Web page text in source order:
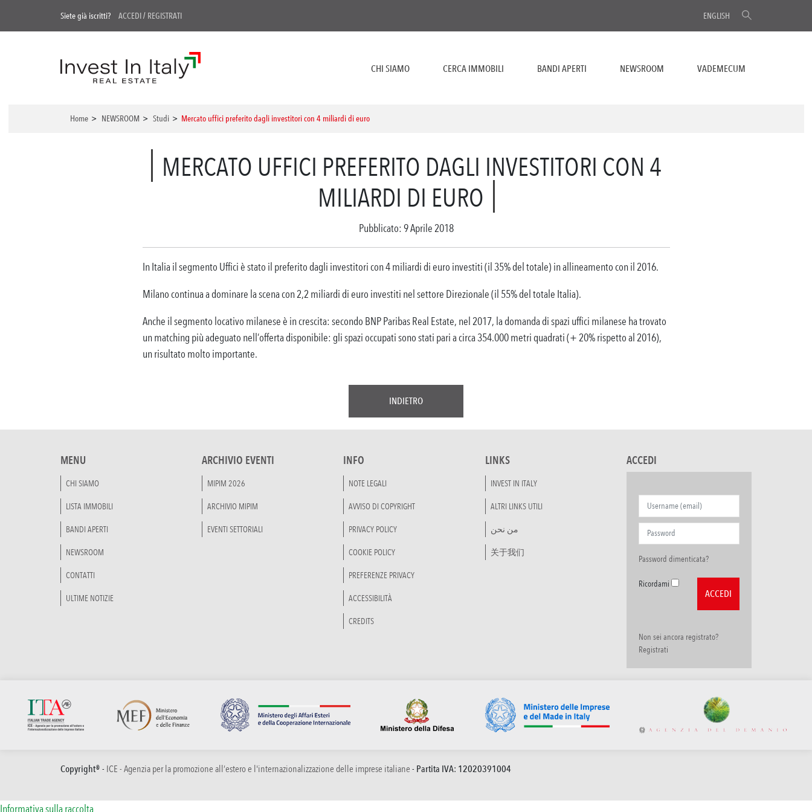
Siete già iscritti? ACCEDI/ REGISTRATI ENGLISH
CHI SIAMO CERCA IMMOBILI BANDI APERTI NEWSROOM VADEMECUM
Home > NEWSROOM > Studi > Mercato uffici preferito dagli investitori con 4 miliardi di euro
MERCATO UFFICI PREFERITO DAGLI INVESTITORI CON 4
MILIARDI DI EURO
Pubblicato: 9 Aprile 2018
In Italia il segmento Uffici è stato il preferito dagli investitori con 4 miliardi di euro investiti (il 35% del totale) in allineamento con il 2016.
Milano continua a dominare la scena con 2,2 miliardi di euro investiti nel settore Direzionale (il 55% del totale Italia).
Anche il segmento locativo milanese è in crescita: secondo BNP Paribas Real Estate, nel 2017, la domanda di spazi uffici milanese ha trovato
un matching più adeguato nell’offerta disponibile: gli spazi occupati sono stati pari a circa 354.000 metri quadrati (+ 20% rispetto al 2016),
un risultato molto importante.
INDIETRO
MENU
CHI SIAMO
LISTA IMMOBILI
BANDI APERTI
NEWSROOM
CONTATTI
ULTIME NOTIZIE
ARCHIVIO EVENTI
MIPIM 2026
ARCHIVIO MIPIM
EVENTI SETTORIALI
INFO
NOTE LEGALI
AVVISO DI COPYRIGHT
PRIVACY POLICY
COOKIE POLICY
PREFERENZE PRIVACY
ACCESSIBILITÀ
CREDITS
LINKS
INVEST IN ITALY
ALTRI LINKS UTILI
من نحن
关于我们
ACCEDI
Password dimenticata?
Ricordami
Non sei ancora registrato?
Registrati
Copyright® - ICE - Agenzia per la promozione all’estero e l'internazionalizzazione delle imprese italiane - Partita IVA: 12020391004
Informativa sulla raccolta